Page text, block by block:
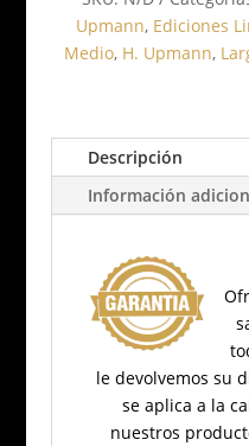
2018
cantidad
Upmann, Ediciones
Medio, H. Upmann,
Descripción
Información
le devolvemos su
se aplica a la
nuestros